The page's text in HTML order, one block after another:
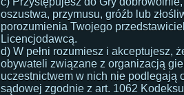
oszustwa, przymusu, gróźb lub
porozumienia Twojego
Licencjodawcą.
d) W pełni rozumiesz i akceptujesz,
obywateli związane z organizacją
uczestnictwem w nich nie podlegają
sądowej zgodnie z art. 1062